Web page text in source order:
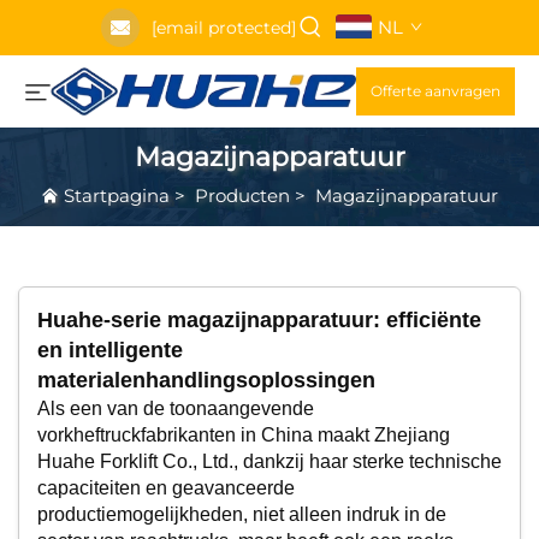
[email protected] NL
Offerte aanvragen
Magazijnapparatuur
Startpagina> Producten > Magazijnapparatuur
Huahe-serie magazijnapparatuur: efficiënte
en intelligente
materialenhandlingsoplossingen
Als een van de toonaangevende
vorkheftruckfabrikanten in China maakt Zhejiang
Huahe Forklift Co., Ltd., dankzij haar sterke technische
capaciteiten en geavanceerde
productiemogelijkheden, niet alleen indruk in de